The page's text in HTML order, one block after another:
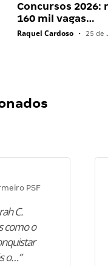
Concursos 2026:
160 mil vagas…
Raquel Cardoso • 25 de
PSF
C.
como o
o…”